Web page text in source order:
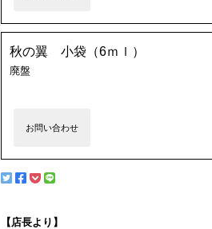
秋の翼 小袋（6ｍｌ）
廃盤
お問い合わせ
【店長より】